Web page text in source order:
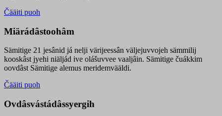
Čääiti puoh
Miärádâstoohâm
Sämitige 21 jesânid já nelji värijeessân väljejuvvojeh sämmilij
kooskâst jyehi niäljád ive olášuvvee vaaljâin. Sämitige čuákkim
oovdâst Sämitige alemus meridemvääldi.
Čääiti puoh
Ovdâsvástádâssyergih